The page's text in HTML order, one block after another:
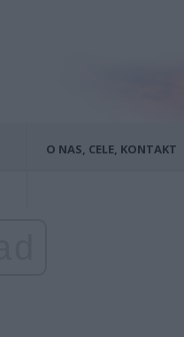
O NAS, CELE, KONTAKT